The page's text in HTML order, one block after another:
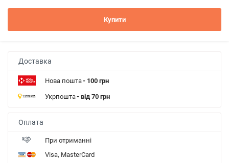
Купити
Доставка
Нова пошта- 100 грн
Укрпошта- від 70 грн
Оплата
При отриманні
Visa, MasterCard